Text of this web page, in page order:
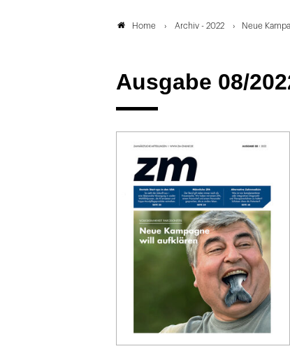
Home Archiv - 2022 Neue
Ausgabe 08/